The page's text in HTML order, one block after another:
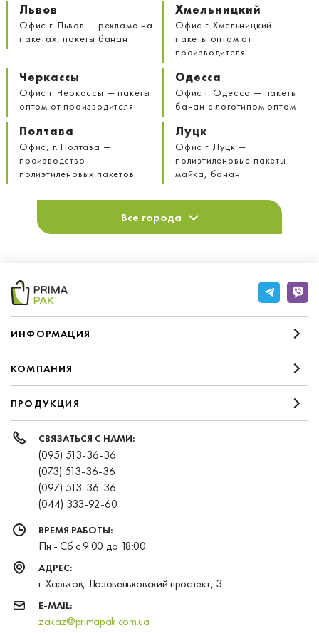
Львов
Офис г. Львов — реклама на
пакетах, пакеты банан
Хмельницкий
Офис г. Хмельницкий —
пакеты оптом от
производителя
Черкассы
Офис г. Черкассы — пакеты
оптом от производителя
Одесса
Офис г. Одесса — пакеты
банан с логотипом оптом
Полтава
Офис, г. Полтава —
производство
полиэтиленовых пакетов
Луцк
Офис г. Луцк —
полиэтиленовые пакеты
майка, банан
Все города
ИНФОРМАЦИЯ
КОМПАНИЯ
ПРОДУКЦИЯ
СВЯЗАТЬСЯ С НАМИ:
(095) 513-36-36
(073) 513-36-36
(097) 513-36-36
(044) 333-92-60
ВРЕМЯ РАБОТЫ:
Пн - Сб с 9:00 до 18:00.
АДРЕС:
г. Харьков, Лозовеньковский проспект, 3
E-MAIL:
zakaz@primapak.com.ua